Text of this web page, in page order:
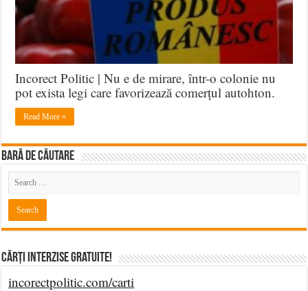
alimente
românești
dispare
Incorect Politic | Nu e de mirare, într-o colonie nu
pot exista legi care favorizează comerțul autohton.
Read More »
BARĂ DE CĂUTARE
Cărți Interzise Gratuite!
incorectpolitic.com/carti